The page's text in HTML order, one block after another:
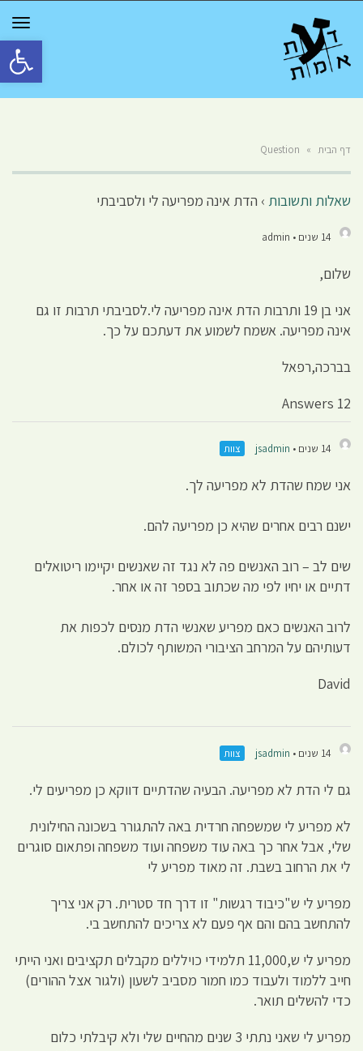
פתח
דף הבית »
Question
שאלות ותשובות › הדת אינה מפריעה לי ולסביבתי
14 שנים • admin
שלום,
אני בן 19 ותרבות הדת אינה מפריעה לי.לסביבתי תרבות זו גם
אינה מפריעה. אשמח לשמוע את דעתכם על כך.
בברכה,רפאל
12 Answers
14 שנים • jsadmin צוות
אני שמח שהדת לא מפריעה לך.
ישנם רבים אחרים שהיא כן מפריעה להם.
שים לב – רוב האנשים פה לא נגד זה שאנשים יקיימו ריטואלים
דתיים או יחיו לפי מה שכתוב בספר זה או אחר.
לרוב האנשים כאם מפריע שאנשי הדת מנסים לכפות את
דעותיהם על המרחב הציבורי המשותף לכולם.
David
14 שנים • jsadmin צוות
גם לי הדת לא מפריעה. הבעיה שהדתיים דווקא כן מפריעים לי.
לא מפריע לי שמשפחה חרדית באה להתגורר בשכונה החילונית
שלי, אבל אחר כך באה עוד משפחה ועוד משפחה ופתאום סוגרים
לי את הרחוב בשבת. זה מאוד מפריע לי
מפריע לי ש"כיבוד רגשות" זו דרך חד סטרית. רק אני צריך
להתחשב בהם והם אף פעם לא צריכים להתחשב בי.
מפריע לי ש,11,000 תלמידי כויללים מקבלים תקציבים ואני הייתי
חייב ללמוד ולעבוד כמו חמור מסביב לשעון (ולגור אצל ההורים)
כדי להשלים תואר.
מפריע לי שאני נתתי 3 שנים מהחיים שלי ולא קיבלתי כלום